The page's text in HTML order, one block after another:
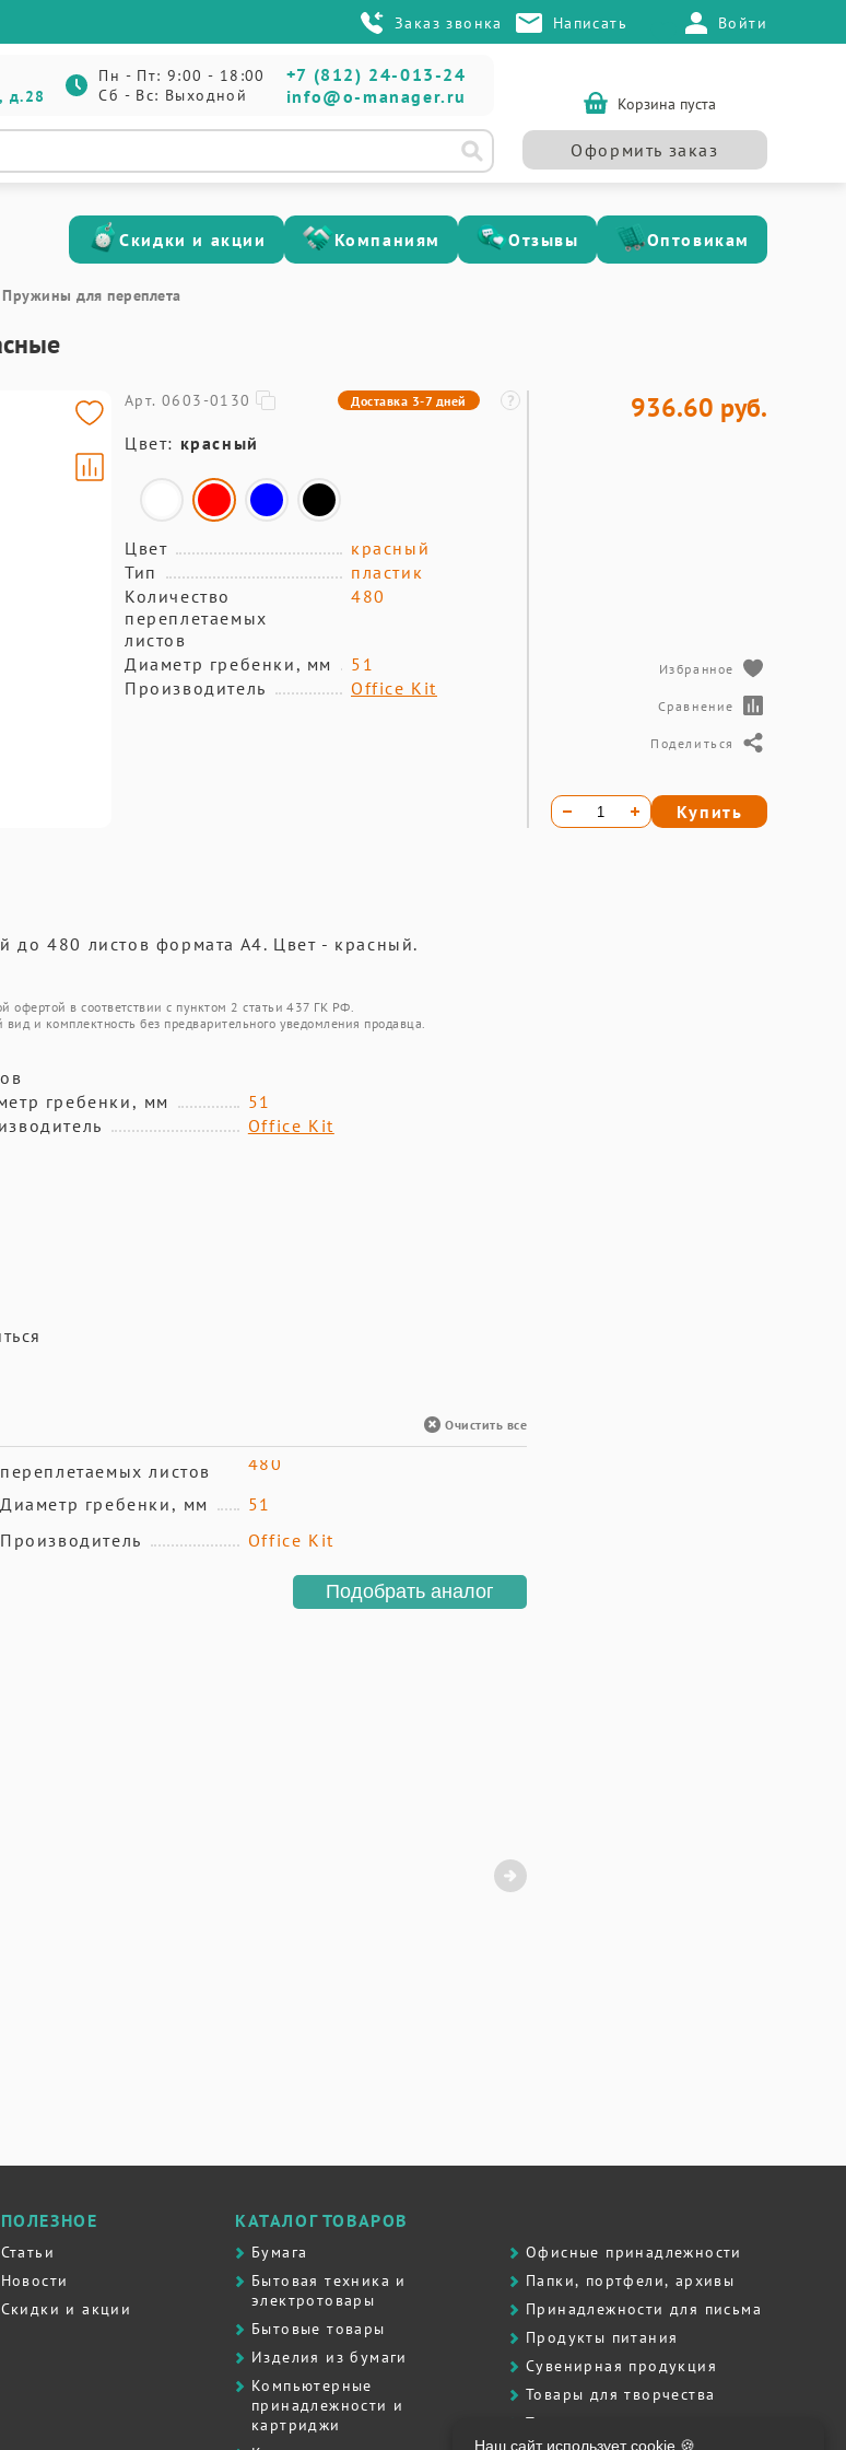
Заказ звонка Написать Войти
д.28
Пн - Пт: 9:00 - 18:00
Сб - Вс: Выходной
+7 (812) 24-013-24
info@o-manager.ru
Корзина пуста
Оформить заказ
Скидки и акции Компаниям Отзывы Оптовикам
Пружины для переплета
Арт. 0603-0130 Доставка 3-7 дней
Цвет: красный
Цвет
красный
Тип
пластик
Количество
переплетаемых
листов
480
Диаметр гребенки, мм
51
Производитель
Office Kit
до 480 листов формата А4. Цвет - красный.
офертой в соответствии с пунктом 2 статьи 437 ГК РФ.
и комплектность без предварительного уведомления продавца.
гребенки, мм
51
Office Kit
Очистить все
переплетаемых листов
480
Диаметр гребенки, мм
51
Производитель
Office Kit
Подобрать аналог
936.60 руб.
Избранное
Сравнение
Поделиться
Купить
ПОЛЕЗНОЕ
Статьи
Новости
Скидки и акции
КАТАЛОГ ТОВАРОВ
Бумага
Бытовая техника и
электротовары
Бытовые товары
Изделия из бумаги
Компьютерные
принадлежности и
картриджи
Офисные принадлежности
Папки, портфели, архивы
Принадлежности для письма
Продукты питания
Сувенирная продукция
Товары для творчества
Товары для школы
Наш сайт использует cookie 🍪